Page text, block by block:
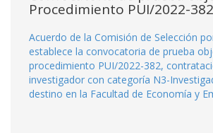
Procedimiento PUI/2022-382
Acuerdo de la Comisión de Selección
establece la convocatoria de prueba
procedimiento PUI/2022-382,
investigador con categoría N3-
destino en la Facultad de Economía y